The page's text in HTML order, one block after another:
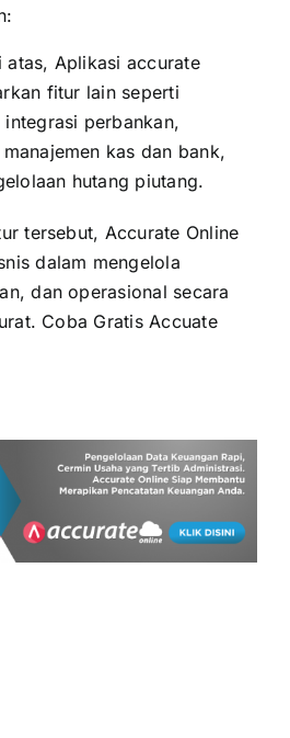
atas, Aplikasi accurate
fitur lain seperti
perbankan,
kas dan bank,
hutang piutang.
tersebut, Accurate Online
dalam mengelola
dan operasional secara
Coba Gratis Accuate